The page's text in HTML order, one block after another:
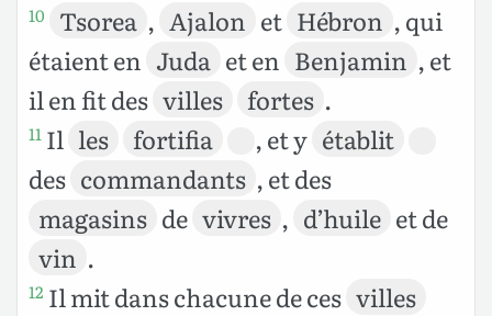
10 Tsorea , Ajalon et Hébron , qui
étaient en Juda et en Benjamin , et
il en fit des villes fortes .
11 Il les fortifia , et y établit
des commandants , et des
magasins de vivres , d’huile et de
vin .
12 Il mit dans chacune de ces villes